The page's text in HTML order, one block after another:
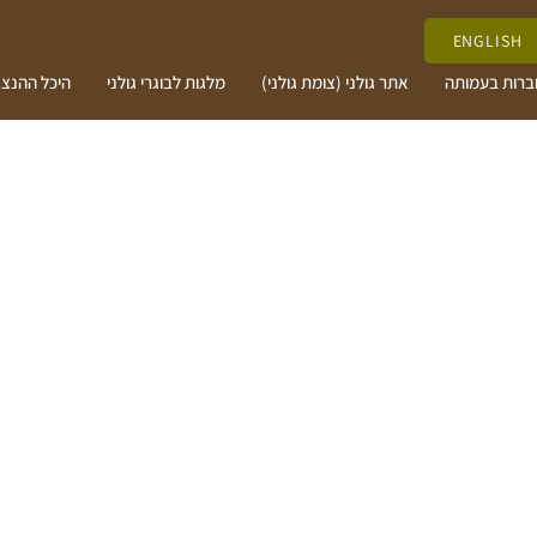
בעמותה אתר גולני (צומת גולני) מלגות לבוגרי גולני היכל
ENGLISH